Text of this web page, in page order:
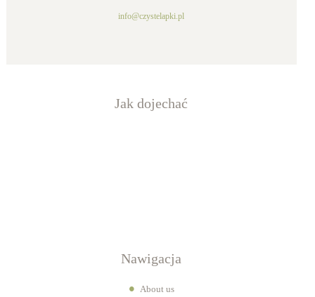
info@czystelapki.pl
Jak dojechać
Nawigacja
About us